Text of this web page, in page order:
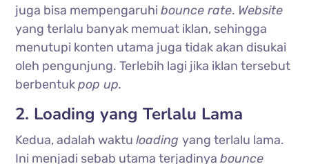
juga bisa mempengaruhibounce rate. Website
yang terlalu banyak memuat iklan, sehingga
menutupi konten utama juga tidak akan disukai
oleh pengunjung. Terlebih lagi jika iklan tersebut
berbentukpop up.
2. Loading yang Terlalu Lama
Kedua, adalah waktuloadingyang terlalu lama.
Ini menjadi sebab utama terjadinyabounce